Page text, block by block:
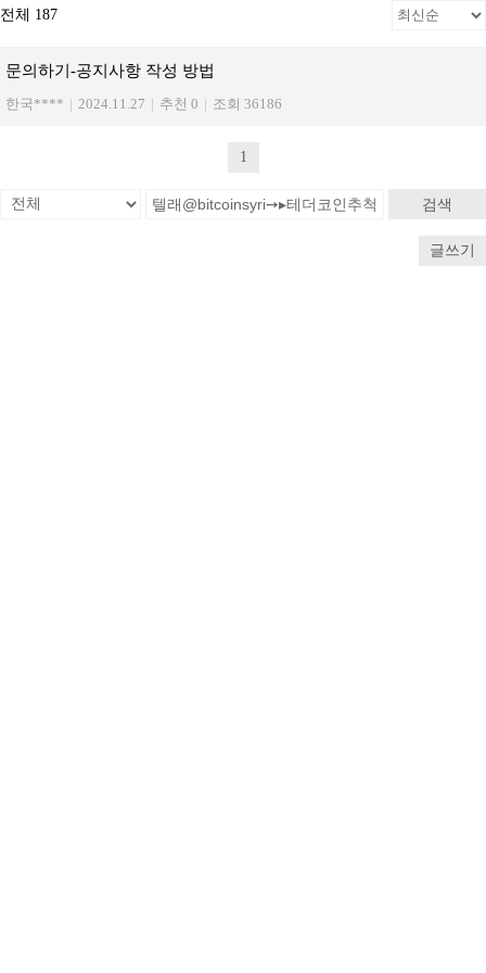
전체 187
문의하기-공지사항 작성 방법
한국**** | 2024.11.27 | 추천 0 | 조회 36186
1
검색
글쓰기